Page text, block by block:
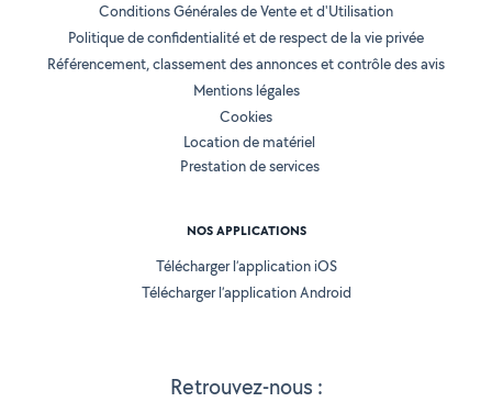
Retrouvez-nous :
Conditions Générales de Vente et d'Utilisation
Politique de confidentialité et de respect de la vie privée
Référencement, classement des annonces et contrôle des avis
Mentions légales
Cookies
Location de matériel
Prestation de services
NOS APPLICATIONS
Télécharger l’application iOS
Télécharger l’application Android